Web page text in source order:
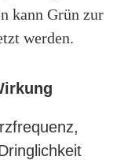
kann Grün zur
werden.